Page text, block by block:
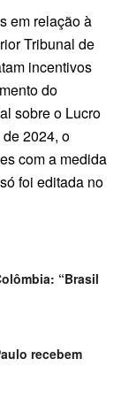
em relação à
Tribunal de
incentivos
do
sobre o Lucro
2024, o
com a medida
foi editada no
“Brasil
recebem